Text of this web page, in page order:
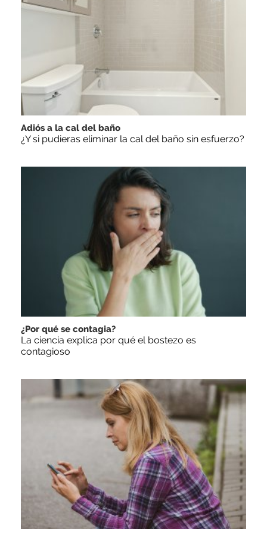
Adiós a la cal del baño
¿Y si pudieras eliminar la cal del baño sin esfuerzo?
¿Por qué se contagia?
La ciencia explica por qué el bostezo es
contagioso